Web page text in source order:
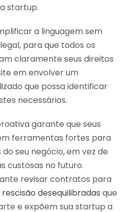
startup.
a linguagem sem
para que todos os
claramente seus direitos
em envolver um
que possa identificar
necessários.
garante que seus
ferramentas fortes para
seu negócio, em vez de
custosas no futuro.
revisar contratos para
desequilibradas que
e expõem sua startup a